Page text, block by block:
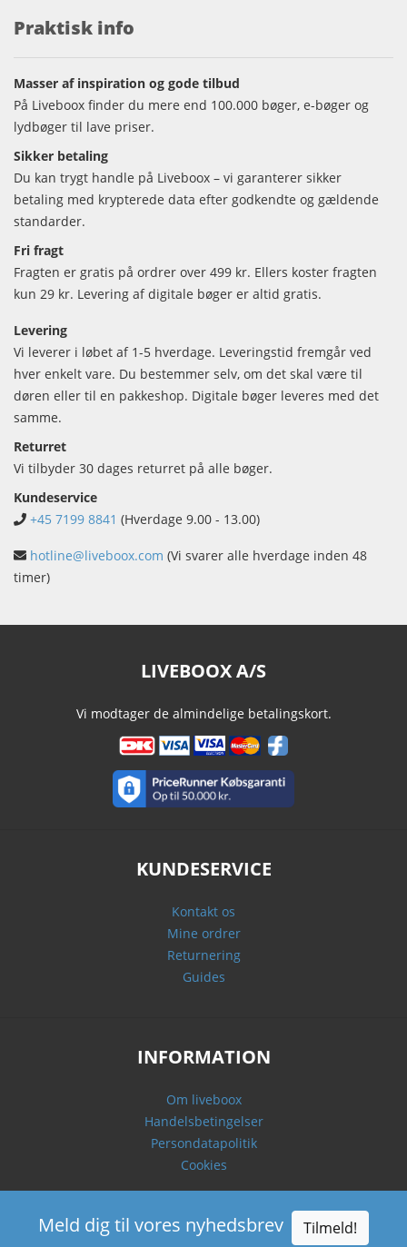
Praktisk info
Masser af inspiration og gode tilbud
På Liveboox finder du mere end 100.000 bøger, e-bøger og
lydbøger til lave priser.
Sikker betaling
Du kan trygt handle på Liveboox – vi garanterer sikker
betaling med krypterede data efter godkendte og gældende
standarder.
Fri fragt
Fragten er gratis på ordrer over 499 kr. Ellers koster fragten
kun 29 kr. Levering af digitale bøger er altid gratis.
Levering
Vi leverer i løbet af 1-5 hverdage. Leveringstid fremgår ved
hver enkelt vare. Du bestemmer selv, om det skal være til
døren eller til en pakkeshop. Digitale bøger leveres med det
samme.
Returret
Vi tilbyder 30 dages returret på alle bøger.
Kundeservice
+45 7199 8841 (Hverdage 9.00 - 13.00)
hotline@liveboox.com (Vi svarer alle hverdage inden 48
timer)
LIVEBOOX A/S
Vi modtager de almindelige betalingskort.
KUNDESERVICE
Kontakt os
Mine ordrer
Returnering
Guides
INFORMATION
Om liveboox
Handelsbetingelser
Persondatapolitik
Cookies
Meld dig til vores nyhedsbrev Tilmeld!